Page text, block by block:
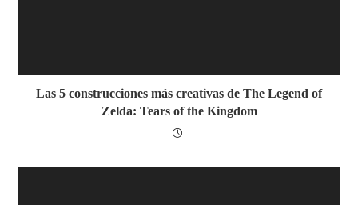
Las 5 construcciones más creativas de The Legend of
Zelda: Tears of the Kingdom